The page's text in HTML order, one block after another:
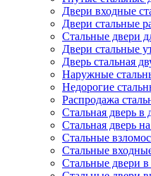
Двери входные
Двери стальные
Стальные двери
Двери стальные
Дверь стальная
Наружные
Недорогие
Распродажа
Стальная дверь в
Стальная дверь
Стальные
Стальные
Стальные двери в